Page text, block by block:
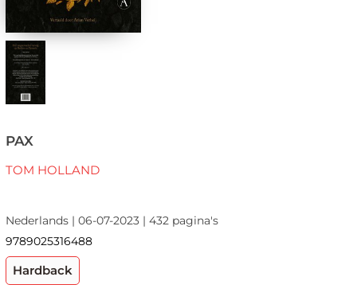
PAX
TOM HOLLAND
Nederlands | 06-07-2023 | 432 pagina's
9789025316488
Hardback